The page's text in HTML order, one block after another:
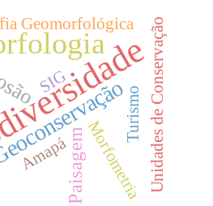
Paisagem
Turismo Unidades de Conservação
Geomorfológica
Morfometria
Amapá
SIG